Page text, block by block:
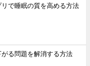
で睡眠の質を高める方法
る問題を解消する方法